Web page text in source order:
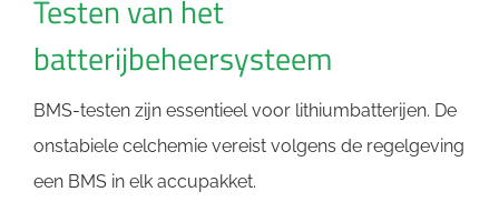
Testen van het
batterijbeheersysteem
BMS-testen zijn essentieel voor lithiumbatterijen. De
onstabiele celchemie vereist volgens de regelgeving
een BMS in elk accupakket.